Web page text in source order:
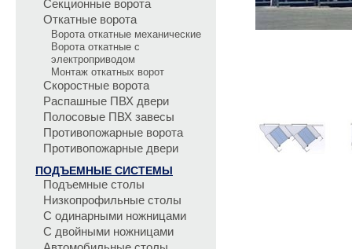
Секционные ворота
Откатные ворота
Ворота откатные механические
Ворота откатные с
электроприводом
Монтаж откатных ворот
Скоростные ворота
Распашные ПВХ двери
Полосовые ПВХ завесы
Противопожарные ворота
Противопожарные двери
ПОДЪЕМНЫЕ СИСТЕМЫ
Подъемные столы
Низкопрофильные столы
С одинарными ножницами
С двойными ножницами